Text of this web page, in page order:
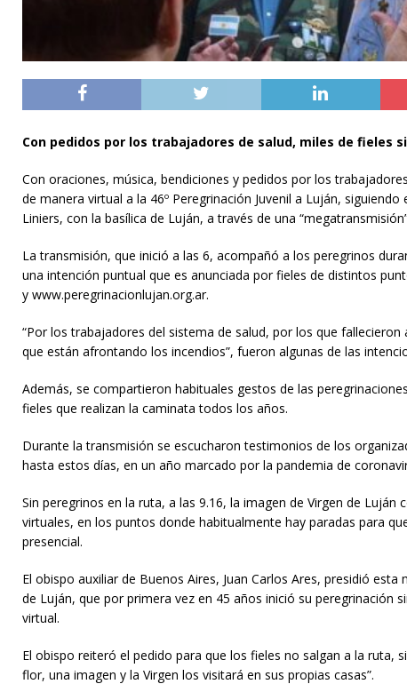
Con pedidos por los trabajadores de salud, miles de fieles
Con oraciones, música, bendiciones y pedidos por los
de manera virtual a la 46º Peregrinación Juvenil a Luján,
Liniers, con la basílica de Luján, a través de una
La transmisión, que inició a las 6, acompañó a los peregrinos
una intención puntual que es anunciada por fieles de distintos
y www.peregrinacionlujan.org.ar.
“Por los trabajadores del sistema de salud, por los que
que están afrontando los incendios”, fueron algunas de las
Además, se compartieron habituales gestos de las
fieles que realizan la caminata todos los años.
Durante la transmisión se escucharon testimonios de los
hasta estos días, en un año marcado por la pandemia de
Sin peregrinos en la ruta, a las 9.16, la imagen de Virgen de
virtuales, en los puntos donde habitualmente hay paradas para
presencial.
El obispo auxiliar de Buenos Aires, Juan Carlos Ares, presidió
de Luján, que por primera vez en 45 años inició su peregrinación
virtual.
El obispo reiteró el pedido para que los fieles no salgan a la ruta,
flor, una imagen y la Virgen los visitará en sus propias casas”.